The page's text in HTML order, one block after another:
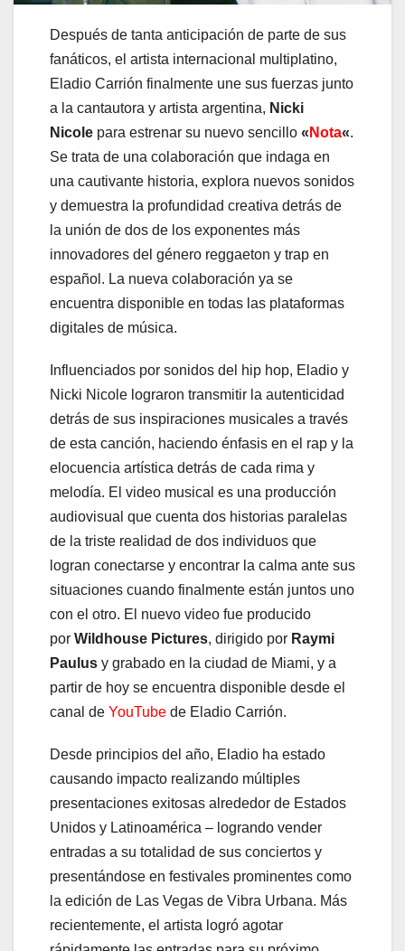
Después de tanta anticipación de parte de sus
fanáticos, el artista internacional multiplatino,
Eladio Carrión finalmente une sus fuerzas junto
a la cantautora y artista argentina, Nicki
Nicole para estrenar su nuevo sencillo « Nota«.
Se trata de una colaboración que indaga en
una cautivante historia, explora nuevos sonidos
y demuestra la profundidad creativa detrás de
la unión de dos de los exponentes más
innovadores del género reggaeton y trap en
español. La nueva colaboración ya se
encuentra disponible en todas las plataformas
digitales de música.
Influenciados por sonidos del hip hop, Eladio y
Nicki Nicole lograron transmitir la autenticidad
detrás de sus inspiraciones musicales a través
de esta canción, haciendo énfasis en el rap y la
elocuencia artística detrás de cada rima y
melodía. El video musical es una producción
audiovisual que cuenta dos historias paralelas
de la triste realidad de dos individuos que
logran conectarse y encontrar la calma ante sus
situaciones cuando finalmente están juntos uno
con el otro. El nuevo video fue producido
por Wildhouse Pictures, dirigido por Raymi
Paulus y grabado en la ciudad de Miami, y a
partir de hoy se encuentra disponible desde el
canal de YouTube de Eladio Carrión.
Desde principios del año, Eladio ha estado
causando impacto realizando múltiples
presentaciones exitosas alrededor de Estados
Unidos y Latinoamérica – logrando vender
entradas a su totalidad de sus conciertos y
presentándose en festivales prominentes como
la edición de Las Vegas de Vibra Urbana. Más
recientemente, el artista logró agotar